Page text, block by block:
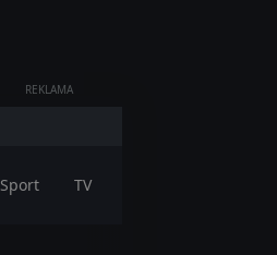
REKLAMA
Sport TV